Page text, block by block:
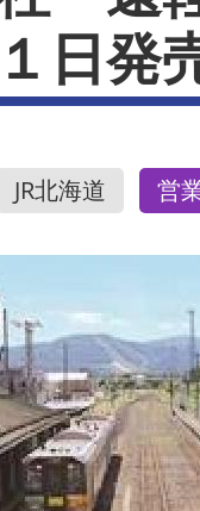
日発
JR北海道 営